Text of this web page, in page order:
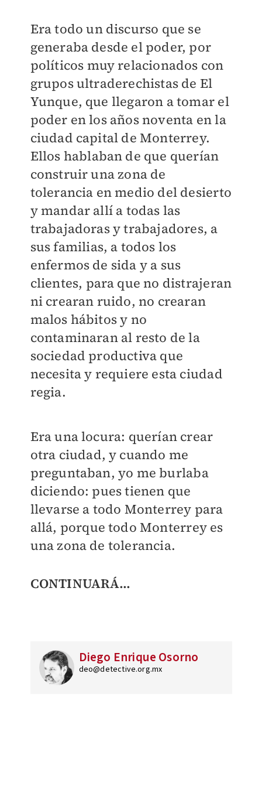
Era todo un discurso que se
generaba desde el poder, por
políticos muy relacionados con
grupos ultraderechistas de El
Yunque, que llegaron a tomar el
poder en los años noventa en la
ciudad capital de Monterrey.
Ellos hablaban de que querían
construir una zona de
tolerancia en medio del desierto
y mandar allí a todas las
trabajadoras y trabajadores, a
sus familias, a todos los
enfermos de sida y a sus
clientes, para que no distrajeran
ni crearan ruido, no crearan
malos hábitos y no
contaminaran al resto de la
sociedad productiva que
necesita y requiere esta ciudad
regia.
Era una locura: querían crear
otra ciudad, y cuando me
preguntaban, yo me burlaba
diciendo: pues tienen que
llevarse a todo Monterrey para
allá, porque todo Monterrey es
una zona de tolerancia.
CONTINUARÁ…
Diego Enrique Osorno
deo@detective.org.mx